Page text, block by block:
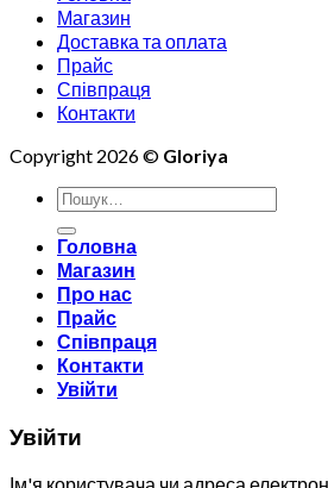
Магазин
Доставка та оплата
Прайс
Співпраця
Контакти
Copyright 2026 © Gloriya
Шукати:
Головна
Магазин
Про нас
Прайс
Співпраця
Контакти
Увійти
Увійти